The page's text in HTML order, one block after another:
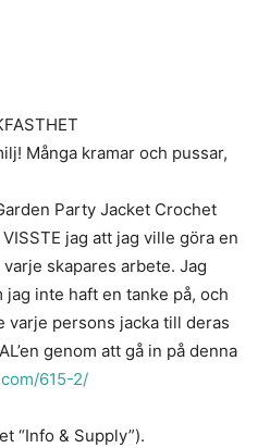
Många kramar och pussar,
Party Jacket Crochet
jag att jag ville göra en
skapares arbete. Jag
inte haft en tanke på, och
varje persons jacka till deras
genom att gå in på denna
615-2/
“Info & Supply”).